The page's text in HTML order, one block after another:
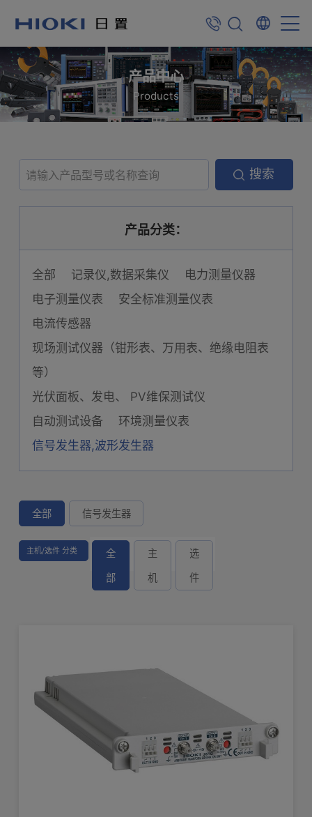
产品中心
Products
搜索
产品分类：
全部 记录仪,数据采集仪
电力测量仪器
电子测量仪表
安全标准测量仪表
电流传感器
现场测试仪器（钳形表、万用表、绝缘电阻表
等）
光伏面板、发电、 PV维保测试仪
自动测试设备
环境测量仪表
信号发生器,波形发生器
全部 信号发生器
主机/选件 分类 全
部
主
机
选
件